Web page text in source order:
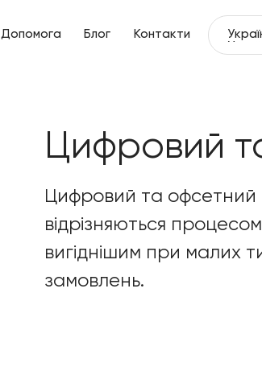
Допомога
Блог
Контакти
Цифровий
Цифровий та офсетний
відрізняються
вигіднішим при малих
замовлень.